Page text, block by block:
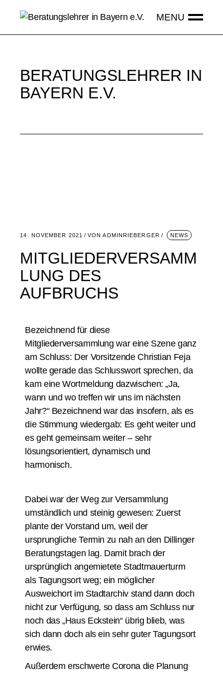
BERATUNGSLEHRER IN
BAYERN E.V.
14. NOVEMBER 2021 VON ADMINRIEBERGER NEWS
MITGLIEDERVERSAMM
LUNG DES
AUFBRUCHS
Bezeichnend für diese
Mitgliederversammlung war eine Szene ganz
am Schluss: Der Vorsitzende Christian Feja
wollte gerade das Schlusswort sprechen, da
kam eine Wortmeldung dazwischen: „Ja,
wann und wo treffen wir uns im nächsten
Jahr?“ Bezeichnend war das insofern, als es
die Stimmung wiedergab: Es geht weiter und
es geht gemeinsam weiter – sehr
lösungsorientiert, dynamisch und
harmonisch.
Dabei war der Weg zur Versammlung
umständlich und steinig gewesen: Zuerst
plante der Vorstand um, weil der
ursprungliche Termin zu nah an den Dillinger
Beratungstagen lag. Damit brach der
ursprünglich angemietete Stadtmauerturm
als Tagungsort weg; ein möglicher
Ausweichort im Stadtarchiv stand dann doch
nicht zur Verfügung, so dass am Schluss nur
noch das „Haus Eckstein“ übrig blieb, was
sich dann doch als ein sehr guter Tagungsort
erwies.
Außerdem erschwerte Corona die Planung